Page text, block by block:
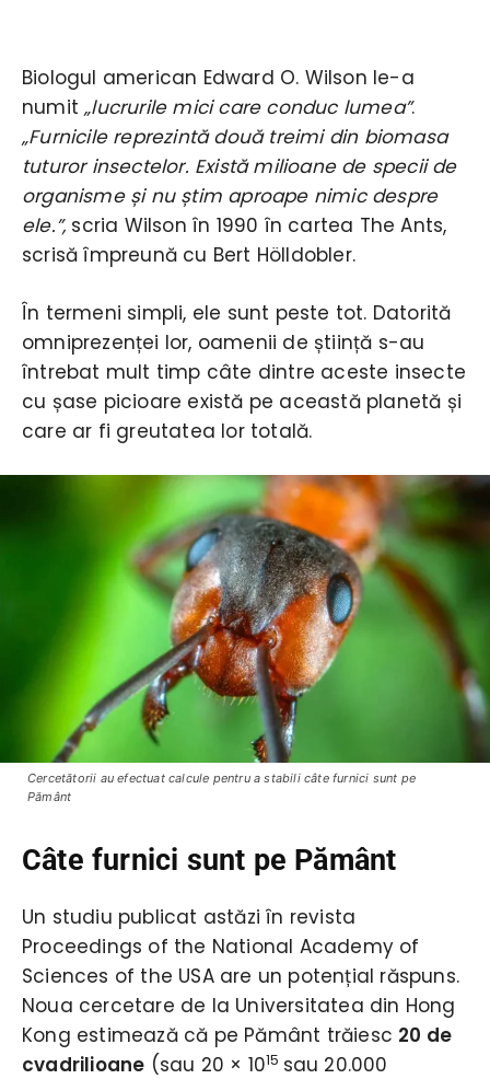
Biologul american Edward O. Wilson le-a
numit„lucrurile mici care conduc lumea”.
„Furnicile reprezintă două treimi din biomasa
tuturor insectelor. Există milioane de specii de
organisme și nu știm aproape nimic despre
ele.”, scria Wilson în 1990 în cartea The Ants,
scrisă împreună cu Bert Hölldobler.
În termeni simpli, ele sunt peste tot. Datorită
omniprezenței lor, oamenii de știință s-au
întrebat mult timp câte dintre aceste insecte
cu șase picioare există pe această planetă și
care ar fi greutatea lor totală.
Cercetătorii au efectuat calcule pentru a stabili câte furnici sunt pe
Pământ
Câte furnici sunt pe Pământ
Un studiu publicat astăzi în revista
Proceedings of the National Academy of
Sciences of the USA are un potențial răspuns.
Noua cercetare de la Universitatea din Hong
Kong estimează că pe Pământ trăiesc 20 de
cvadrilioane (sau 20 × 1015 sau 20.000